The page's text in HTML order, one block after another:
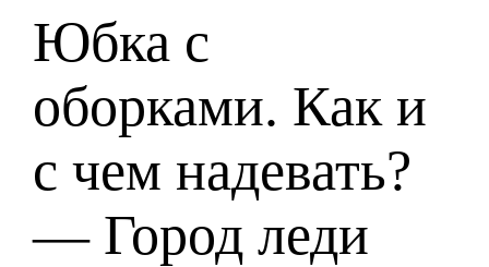
Юбка с
оборками. Как и
с чем надевать?
— Город леди